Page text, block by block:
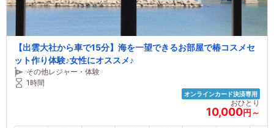
【出雲大社から車で15分】海を一望できるお部屋で椿コスメセ
ット作り体験♪女性にオススメ♪
その他レジャー・体験
1時間
オンラインカード決済専用
おひとり
10,000円～